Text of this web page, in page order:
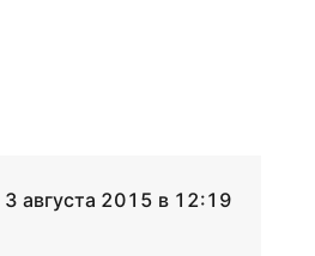
3 августа 2015 в 12:19